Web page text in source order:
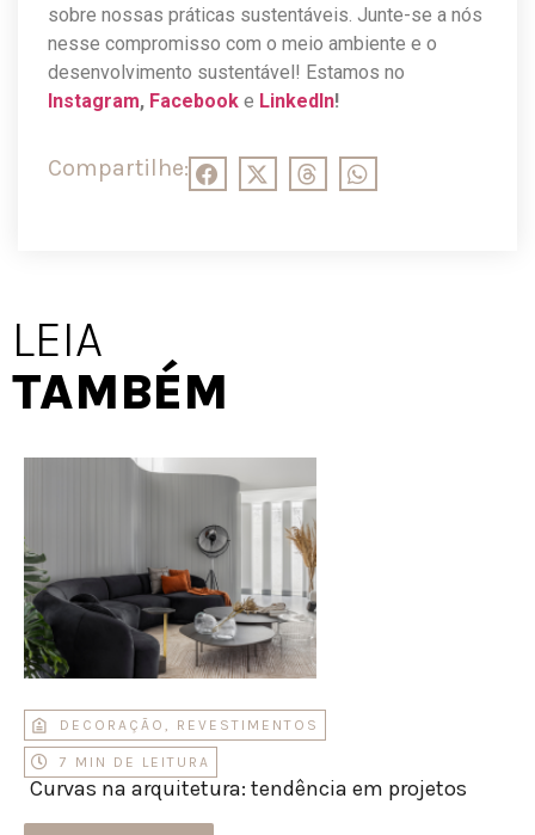
sobre nossas práticas sustentáveis. Junte-se a nós
nesse compromisso com o meio ambiente e o
desenvolvimento sustentável! Estamos no
Instagram, Facebook e LinkedIn!
Compartilhe:
LEIA
TAMBÉM
DECORAÇÃO , REVESTIMENTOS
7 MIN DE LEITURA
Curvas na arquitetura: tendência em projetos